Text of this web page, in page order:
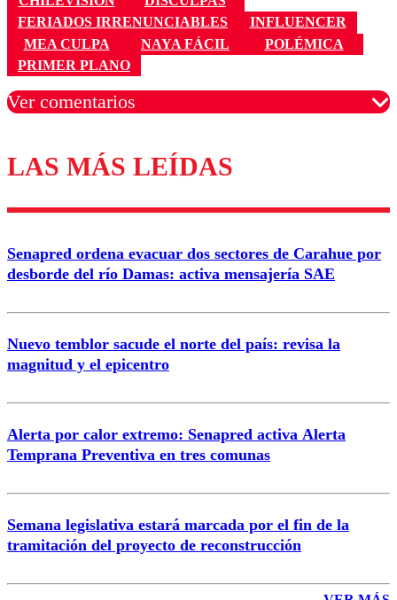
FERIADOS IRRENUNCIABLES
INFLUENCER
MEA CULPA
NAYA FÁCIL
POLÉMICA
PRIMER PLANO
Ver comentarios
Los comentarios son moderados para garantizar un
diálogo respetuoso.
Correo
LAS MÁS LEÍDAS
Senapred ordena evacuar dos sectores de Carahue por
desborde del río Damas: activa mensajería SAE
Nuevo temblor sacude el norte del país: revisa la
magnitud y el epicentro
Alerta por calor extremo: Senapred activa Alerta
Temprana Preventiva en tres comunas
Semana legislativa estará marcada por el fin de la
tramitación del proyecto de reconstrucción